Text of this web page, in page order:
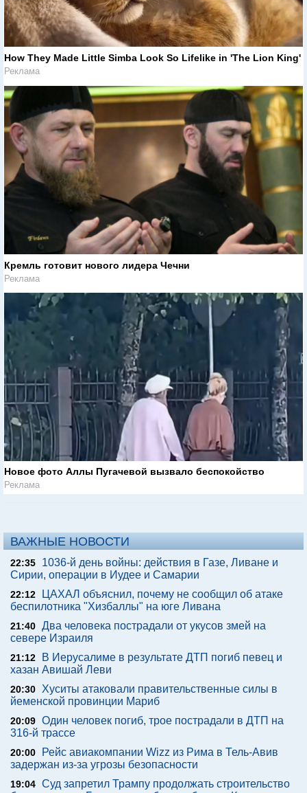
How They Made Little Simba Look So Lifelike in 'The Lion King'
Реклама
Кремль готовит нового лидера Чечни
Реклама
Новое фото Аллы Пугачевой вызвало беспокойство
Реклама
ВАЖНЫЕ НОВОСТИ
22:35
1036-й день войны: действия в Газе, Ливане и
Сирии, операции в Иудее и Самарии
22:12
ЦАХАЛ объяснил, почему не сообщил об атаке
беспилотника "Хизбаллы" на юге Ливана
21:40 Два человека пострадали от укусов змей на
севере Израиля
21:12
В Иерусалиме в результате ДТП погиб певец и
хазан Авишай Леви
20:30 Хуситы атаковали правительственные силы в
йеменской провинции Мариб
20:09 Один человек погиб, трое пострадали в ДТП на
316-й трассе
20:00
Рейс авиакомпании Wizz из Рима в Тель-Авив
задержан из-за угрозы безопасности
19:04 Суд запретил Трампу продолжать строительство